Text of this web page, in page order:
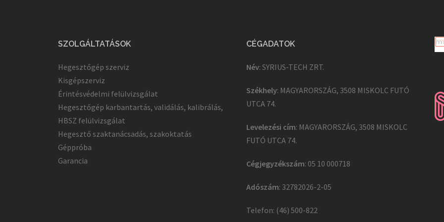
SZOLGÁLTATÁSOK
Hegesztőgép szerviz
Kisgépszerviz
Érintésvédelmi felülvizsgálat
Hegesztőgép karbantartás, validálás, kalibrálás,
HBSZ felülvizsgálat
Hegesztő szaktanácsadás, szakoktatás
Géppróba
Garancia
CÉGADATOK
Név: SYRIUS-TECH ZRT.
Székhely: MAGYARORSZÁG, 3508 MISKOLC FUTÓ
UTCA 74.
Levelezési cím: MAGYARORSZÁG, 3508 MISKOLC
FUTÓ UTCA 74.
Cégjegyzékszám: 05 10 000718
Adószám: 32782026-2-05
Telefon: (46) 500-822